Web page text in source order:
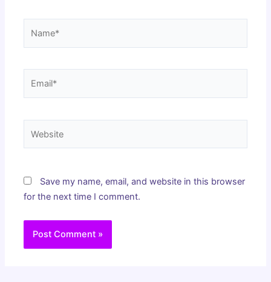
Save my name, email, and website in this browser
for the next time I comment.